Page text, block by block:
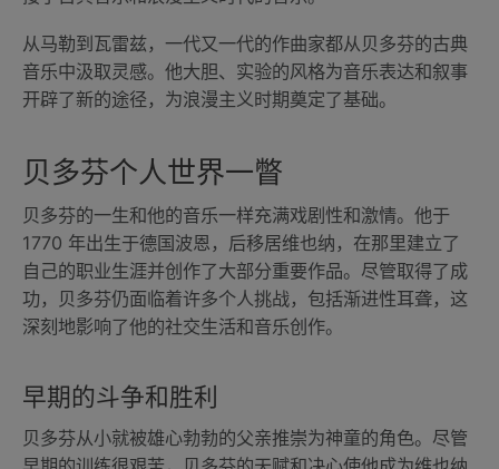
从马勒到瓦雷兹，一代又一代的作曲家都从贝多芬的古典
音乐中汲取灵感。他大胆、实验的风格为音乐表达和叙事
开辟了新的途径，为浪漫主义时期奠定了基础。
贝多芬个人世界一瞥
贝多芬的一生和他的音乐一样充满戏剧性和激情。他于
1770 年出生于德国波恩，后移居维也纳，在那里建立了
自己的职业生涯并创作了大部分重要作品。尽管取得了成
功，贝多芬仍面临着许多个人挑战，包括渐进性耳聋，这
深刻地影响了他的社交生活和音乐创作。
早期的斗争和胜利
贝多芬从小就被雄心勃勃的父亲推崇为神童的角色。尽管